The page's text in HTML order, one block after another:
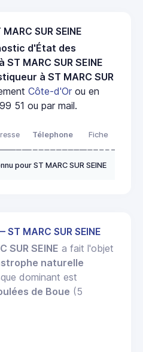
SUR SEINE
d'État des
MARC SUR SEINE
à ST MARC SUR
Côte-d'Or ou en
51 ou par mail.
Télephone Fiche
pour ST MARC SUR SEINE
MARC SUR SEINE
SUR SEINE a fait l'objet
naturelle
dominant est
de Boue (5